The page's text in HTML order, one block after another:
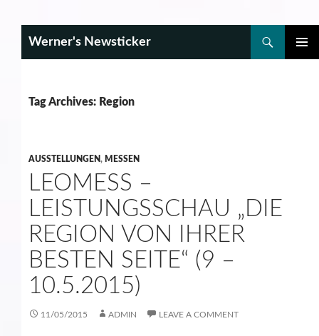
Werner's Newsticker
Tag Archives: Region
AUSSTELLUNGEN, MESSEN
LEOMESS –
LEISTUNGSSCHAU „DIE
REGION VON IHRER
BESTEN SEITE“ (9 –
10.5.2015)
11/05/2015 ADMIN LEAVE A COMMENT